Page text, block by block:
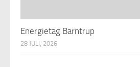
Energietag Barntrup
28 JULI, 2026